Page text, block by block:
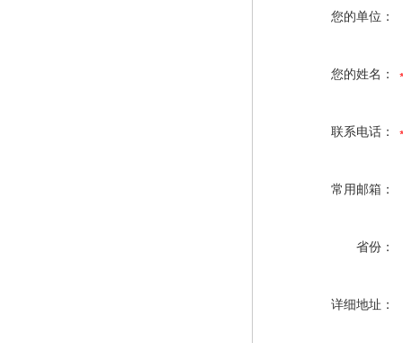
您的单位：
您的姓名：
联系电话：
常用邮箱：
省份：
详细地址：